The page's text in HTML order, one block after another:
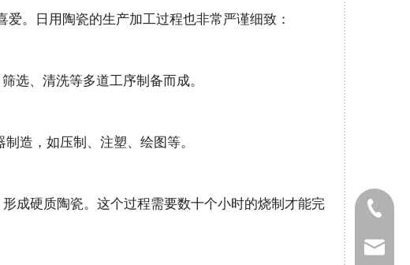
。日用陶瓷的生产加工过程也非常严谨细致：
选、清洗等多道工序制备而成。
造，如压制、注塑、绘图等。
成硬质陶瓷。这个过程需要数十个小时的烧制才能完
0411-